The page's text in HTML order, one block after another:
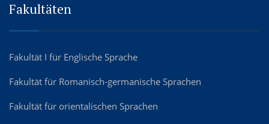
Fakultäten
Fakultät I für Englische Sprache
Fakultät für Romanisch-germanische Sprachen
Fakultät für orientalischen Sprachen